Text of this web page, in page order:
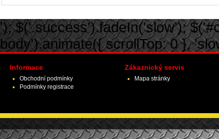
'); $('.success').fadeIn('slow');
body').animate({ scrollTop: 0 },
Informace
Obchodní podmínky
Podmínky registrace
Zákaznický servis
Mapa stránky